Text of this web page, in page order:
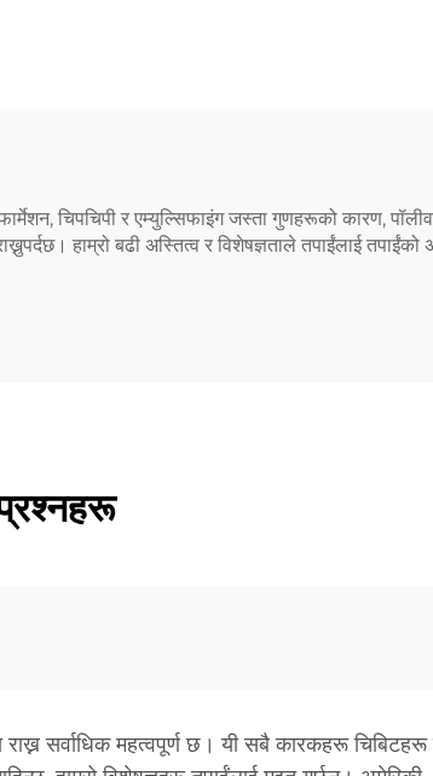
चिपचिपी र एम्युल्सिफाइंग जस्ता गुणहरूको कारण,
हाम्रो बढी अस्तित्व र विशेषज्ञताले तपाईंलाई तपाईंको
सर्वाधिक महत्वपूर्ण छ। यी सबै कारकहरू चिबिटहरू